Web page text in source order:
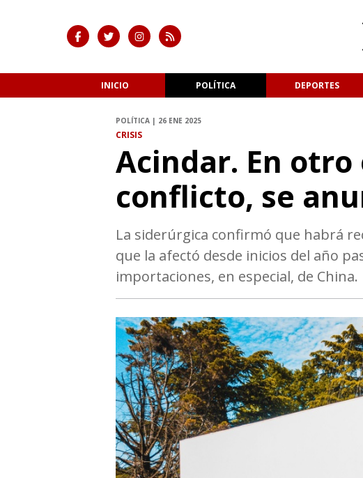
INICIO POLÍTICA DEPORTES
POLÍTICA | 26 ENE 2025
CRISIS
Acindar. En
conflicto, se
La siderúrgica confirmó que habrá
que la afectó desde inicios del año
importaciones, en especial, de China.